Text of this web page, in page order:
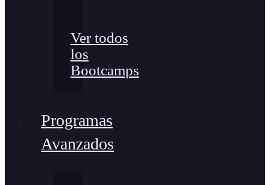
Ver todos
los
Bootcamps
Programas
Avanzados